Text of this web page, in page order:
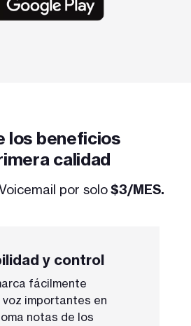
los beneficios
calidad
por solo$3/MES.
y control
fácilmente
voz importantes en
notas de los